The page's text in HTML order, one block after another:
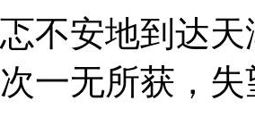
不安地到达
一无所获，